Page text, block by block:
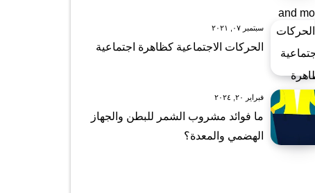
سبتمبر ٠٧, ٢٠٢١
الحركات الاجتماعية كظاهرة اجتماعية
فبراير ٢٠, ٢٠٢٤
ما فوائد مشروب الشمر للبطن والجهاز
الهضمي والمعدة؟